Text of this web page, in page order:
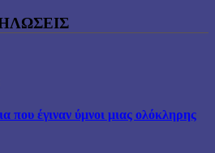
που έγιναν ύμνοι μιας ολόκληρης